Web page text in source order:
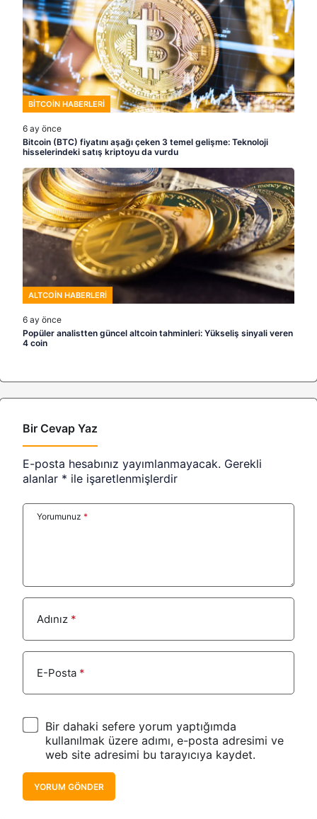
BITCOIN HABERLERI
6 ay önce
Bitcoin (BTC) fiyatını aşağı çeken 3 temel gelişme: Teknoloji
hisselerindeki satış kriptoyu da vurdu
ALTCOIN HABERLERI
6 ay önce
Popüler analistten güncel altcoin tahminleri: Yükseliş sinyali veren
4 coin
Bir Cevap Yaz
E-posta hesabınız yayımlanmayacak. Gerekli
alanlar * ile işaretlenmişlerdir
Yorumunuz *
Adınız *
E-Posta *
Bir dahaki sefere yorum yaptığımda
kullanılmak üzere adımı, e-posta adresimi ve
web site adresimi bu tarayıcıya kaydet.
YORUM GÖNDER